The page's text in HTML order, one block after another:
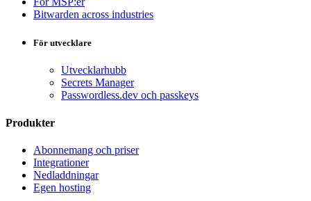
Bitwarden across industries
För utvecklare
Utvecklarhubb
Secrets Manager
Passwordless.dev och passkeys
Produkter
Abonnemang och priser
Integrationer
Nedladdningar
Egen hosting